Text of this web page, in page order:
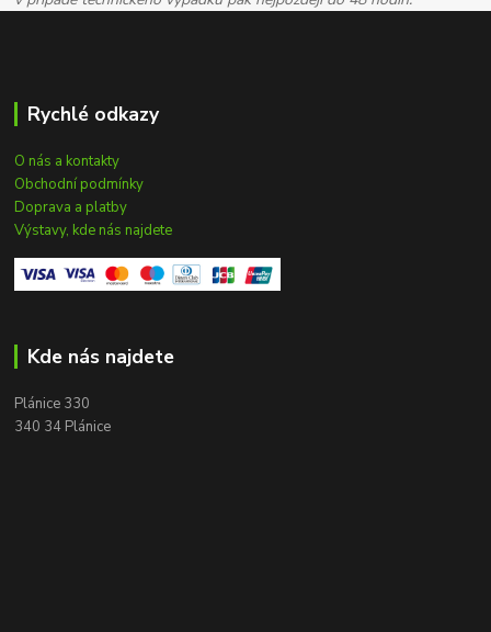
Rychlé odkazy
O nás a kontakty
Obchodní podmínky
Doprava a platby
Výstavy, kde nás najdete
Kde nás najdete
Plánice 330
340 34 Plánice